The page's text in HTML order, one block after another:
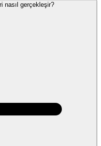
nasıl gerçekleşir?